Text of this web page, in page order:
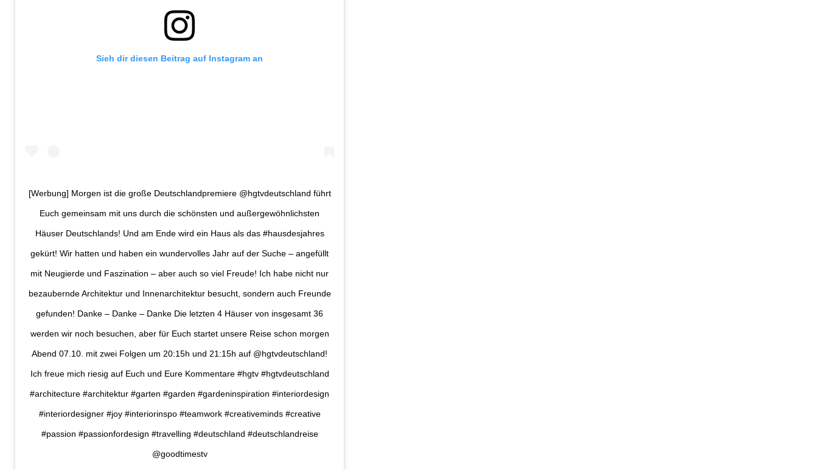
Sieh dir diesen Beitrag auf Instagram an
[Werbung] Morgen ist die große Deutschlandpremiere @hgtvdeutschland führt
Euch gemeinsam mit uns durch die schönsten und außergewöhnlichsten
Häuser Deutschlands! Und am Ende wird ein Haus als das #hausdesjahres
gekürt! Wir hatten und haben ein wundervolles Jahr auf der Suche – angefüllt
mit Neugierde und Faszination – aber auch so viel Freude! Ich habe nicht nur
bezaubernde Architektur und Innenarchitektur besucht, sondern auch Freunde
gefunden! Danke – Danke – Danke Die letzten 4 Häuser von insgesamt 36
werden wir noch besuchen, aber für Euch startet unsere Reise schon morgen
Abend 07.10. mit zwei Folgen um 20:15h und 21:15h auf @hgtvdeutschland!
Ich freue mich riesig auf Euch und Eure Kommentare #hgtv #hgtvdeutschland
#architecture #architektur #garten #garden #gardeninspiration #interiordesign
#interiordesigner #joy #interiorinspo #teamwork #creativeminds #creative
#passion #passionfordesign #travelling #deutschland #deutschlandreise
@goodtimestv